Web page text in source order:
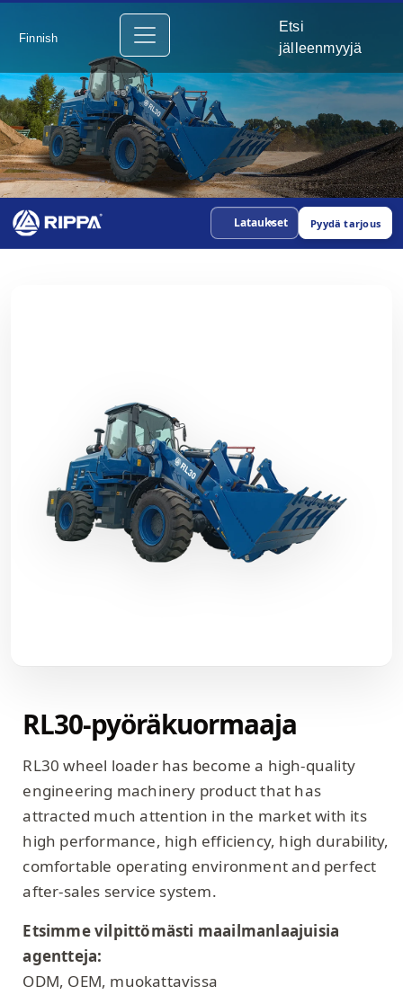
Finnish
Etsi
jälleenmyyjä
Lataukset Pyydä tarjous
RL30-pyöräkuormaaja
RL30 wheel loader has become a high-quality
engineering machinery product that has
attracted much attention in the market with its
high performance, high efficiency, high durability,
comfortable operating environment and perfect
after-sales service system.
Etsimme vilpittömästi maailmanlaajuisia
agentteja:
ODM, OEM, muokattavissa